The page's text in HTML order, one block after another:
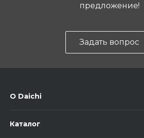
предложение!
Задать вопрос
О Daichi
Каталог